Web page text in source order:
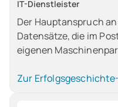
IT-Dienstleister
Der Hauptanspruch an
Datensätze, die im
eigenen
verarbeiten und
Zur Erfolgsgeschichte